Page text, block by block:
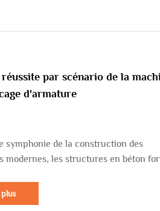
par scénario de la
d'armature
symphonie de la construction des
modernes, les structures en béton
cruciale au sein de ce
la vitalité du projet par sa